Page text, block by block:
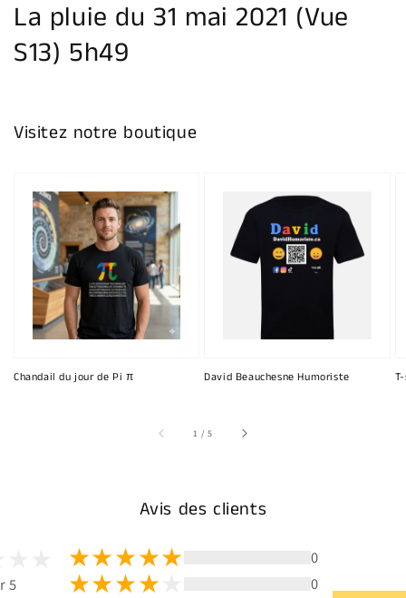
La pluie du 31 mai 2021 (Vue
S13) 5h49
Visitez notre boutique
Chandail du jour de Pi π David Beauchesne Humoriste
1 /sur
5
Avis des clients
5
0
0